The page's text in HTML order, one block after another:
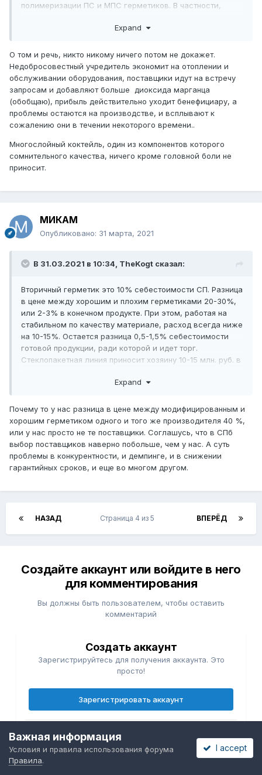
полимеризации ПС и МПС герметиков. В частности,
добавить чудо сита и чудо герметики, получается такой
разберется
Expand
О том и речь, никто никому ничего потом не докажет.
Недобросовестный учредитель экономит на отоплении и
обслуживании оборудования, поставщики идут на встречу
запросам и добавляют больше диоксида марганца
(обобщаю), прибыль действительно уходит бенефициару, а
проблемы остаются на производстве, и всплывают к
сожалению они в течении некоторого времени..
Многослойный коктейль, один из компонентов которого
сомнительного качества, ничего кроме головной боли не
приносит.
МИКАМ
Опубликовано: 31 марта, 2021
В 31.03.2021 в 10:34, TheKogt сказал:
Вторичный герметик это 10% себестоимости СП. Разница
в цене между хорошим и плохим герметиками 20-30%,
или 2-3% в конечном продукте. При этом, работая на
стабильном по качеству материале, расход всегда ниже
на 10-15%. Остается разница 0,5-1,5% себестоимости
готовой продукции, ради которой и идет торг.
Стеклопакетная линия приносит хозяину 10-15 млн. руб. в
плохим. Все трудности достаются персоналу, а маржа
разбирательств это потом, и не факт, а бабки уже
сегодня. Вот и суть проблемы.
Expand
Почему то у нас разница в цене между модифицированным и
хорошим герметиком одного и того же производителя 40 %,
или у нас просто не те поставщики. Соглашусь, что в СПб
выбор поставщиков наверно побольше, чем у нас. А суть
проблемы в конкурентности, и демпинге, и в снижении
гарантийных сроков, и еще во многом другом.
НАЗАД ВПЕРЁД
Страница 4 из 5
Создайте аккаунт или войдите в него
для комментирования
Вы должны быть пользователем, чтобы оставить
комментарий
Создать аккаунт
Зарегистрируйтесь для получения аккаунта. Это
просто!
Зарегистрировать аккаунт
Войти
Уже зарегистрированы? Войдите здесь.
Важная информация
Условия и правила использования форума
Правила.
I accept